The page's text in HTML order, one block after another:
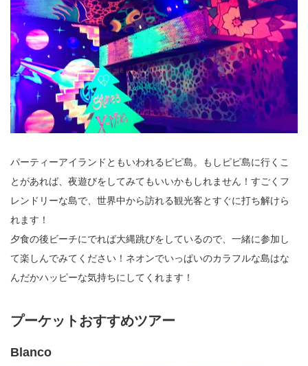
パーティーアイランドともいわれるピピ島。もしピピ島に行くこ
とがあれば、夜遊びをしてみてもいいかもしれません！すごくフ
レンドリーな島で、世界中から訪れる観光客とすぐに打ち解けら
れます！
夕食の後ビーチにでれば大縄跳びをしているので、一緒に参加し
て楽しんでみてください！ネオンでいっぱいのカラフルな島はな
んだかハッピーな気持ちにしてくれます！
プーケットおすすめツアー
Blanco